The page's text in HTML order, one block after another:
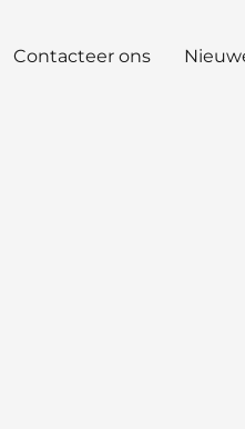
Contacteer ons